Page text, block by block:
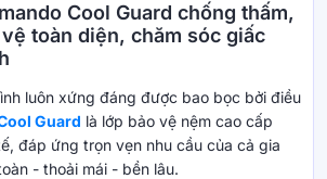
Cool Guard chống thấm,
vệ toàn diện, chăm sóc giấc
luôn xứng đáng được bao bọc bởi điều
Guard là lớp bảo vệ nệm cao cấp
đáp ứng trọn vẹn nhu cầu của cả gia
- thoải mái - bền lâu.